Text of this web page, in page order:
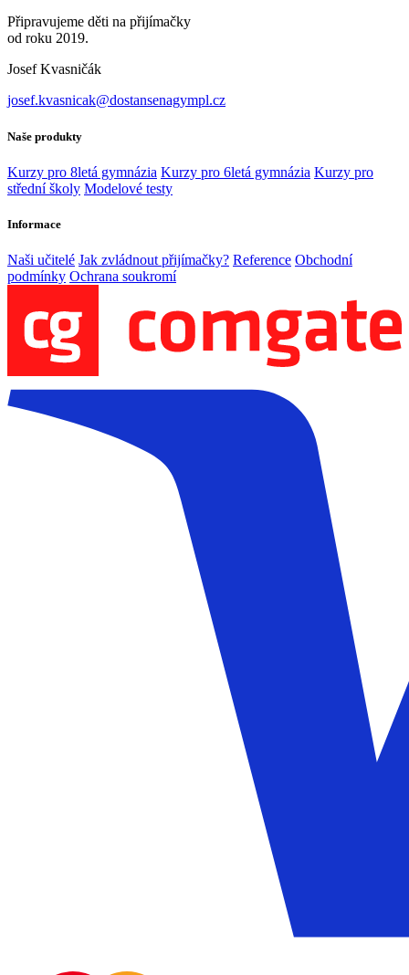
Připravujeme děti na přijímačky
od roku 2019.
Josef Kvasničák
josef.kvasnicak@dostansenagympl.cz
Naše produkty
Kurzy pro 8letá gymnázia Kurzy pro 6letá gymnázia Kurzy pro
střední školy Modelové testy
Informace
Naši učitelé Jak zvládnout přijímačky? Reference Obchodní
podmínky Ochrana soukromí